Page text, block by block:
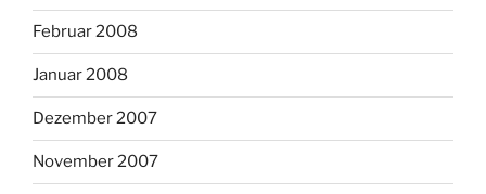
Februar 2008
Januar 2008
Dezember 2007
November 2007